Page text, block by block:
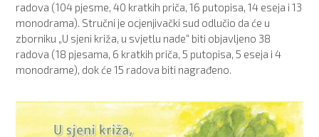
radova (104 pjesme, 40 kratkih priča, 16 putopisa, 14 eseja i 13
monodrama). Stručni je ocjenjivački sud odlučio da će u
zborniku „U sjeni križa, u svjetlu nade“ biti objavljeno 38
radova (18 pjesama, 6 kratkih priča, 5 putopisa, 5 eseja i 4
monodrame), dok će 15 radova biti nagrađeno.